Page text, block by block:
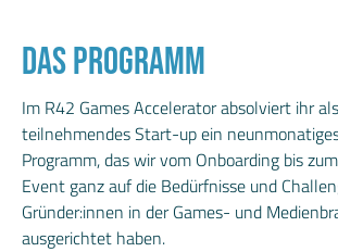
DAS PROGRAMM
Im R42 Games Accelerator absolviert ihr als
teilnehmendes Start-up ein
Programm, das wir vom Onboarding bis
Event ganz auf die Bedürfnisse und
Gründer:innen in der Games- und
ausgerichtet haben.